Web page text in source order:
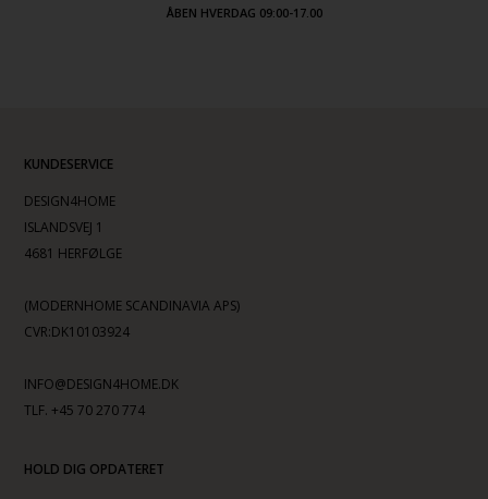
ÅBEN HVERDAG 09:00-17.00
KUNDESERVICE
DESIGN4HOME
ISLANDSVEJ 1
4681 HERFØLGE
(MODERNHOME SCANDINAVIA APS)
CVR:DK10103924
INFO@DESIGN4HOME.DK
TLF. +45 70 270 774
HOLD DIG OPDATERET